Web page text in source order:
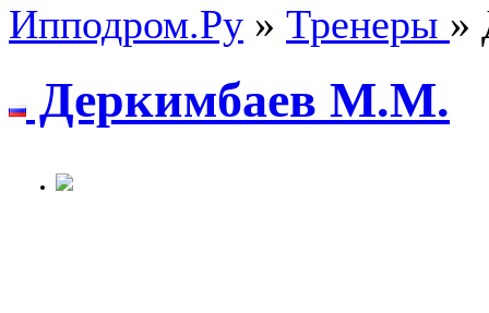
Ипподром.Ру » Тренеры »
Дeркимбаeв М.М.